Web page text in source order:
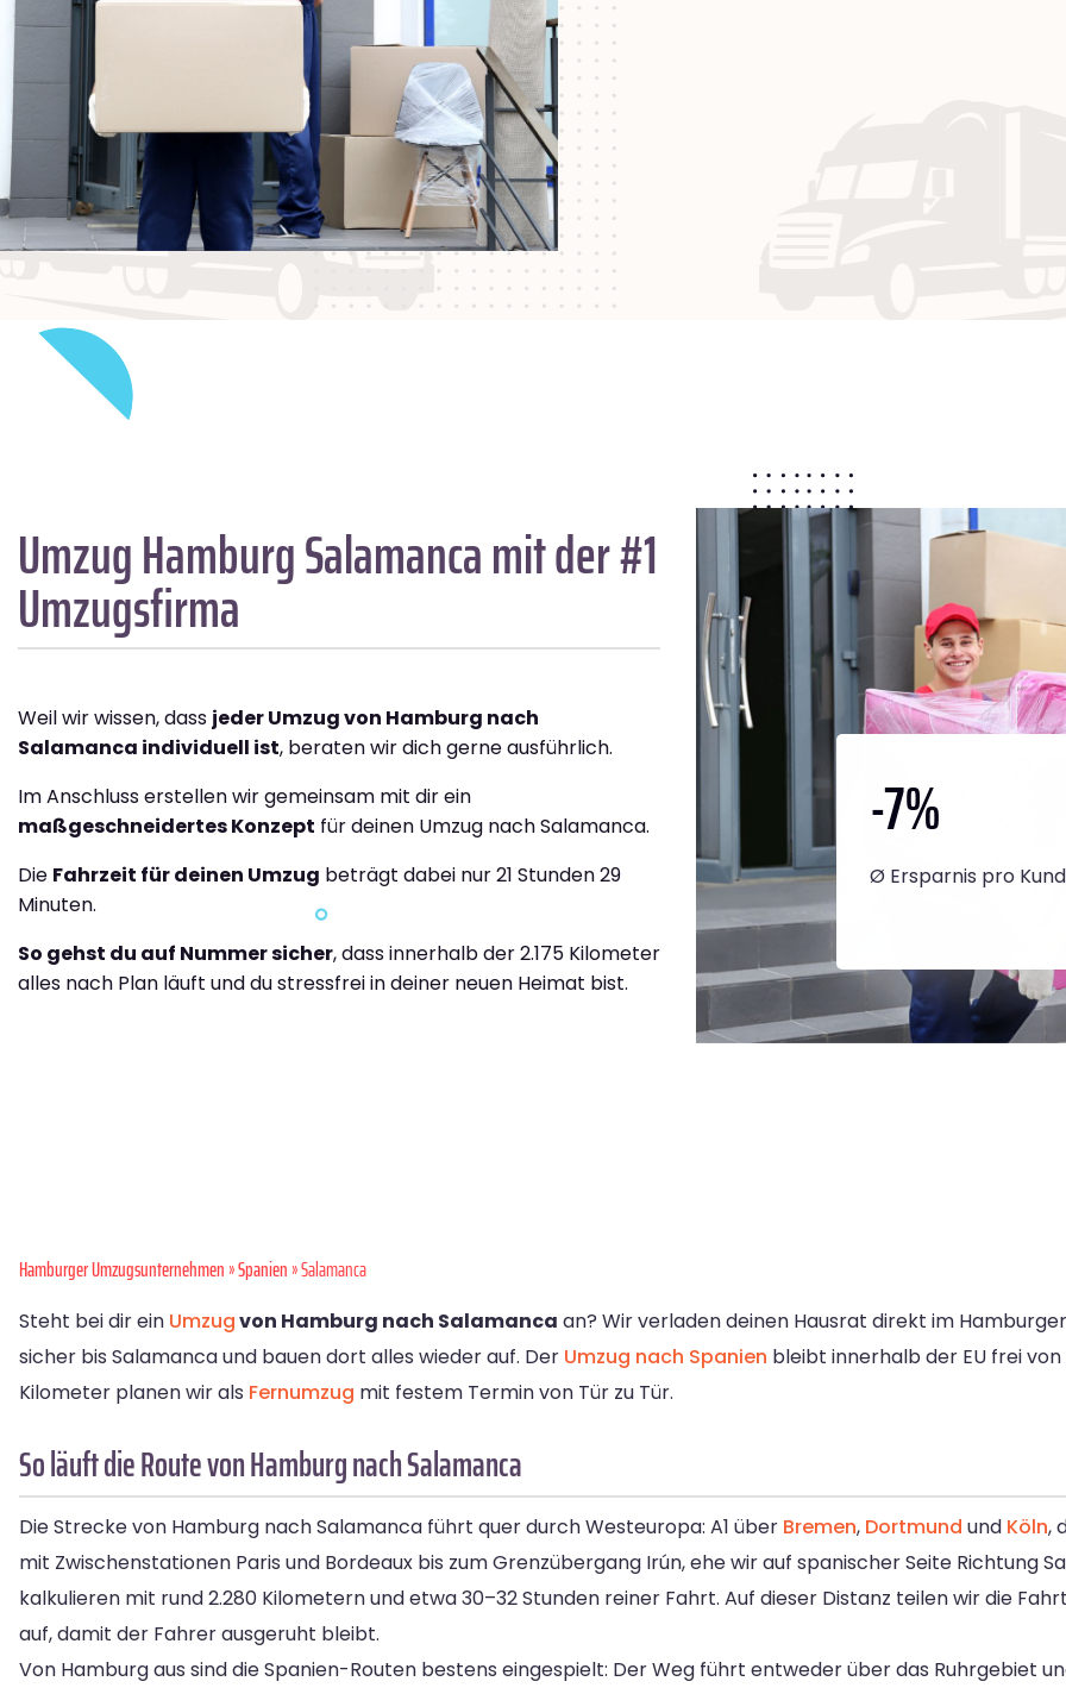
Umzug HamburgSalamancamit der #1
Umzugsfirma
Weil wir wissen, dass jeder Umzug von Hamburg nach
Salamanca individuell ist, beraten wir dich gerne ausführlich.
Im Anschluss erstellen wir gemeinsam mit dir ein
maßgeschneidertes Konzept für deinen Umzug nach Salamanca.
Die Fahrzeit für deinen Umzug beträgt dabei nur 21 Stunden 29
Minuten.
So gehst du auf Nummer sicher, dass innerhalb der 2.175 Kilometer
alles nach Plan läuft und du stressfrei in deiner neuen Heimat bist.
-7%
Ø Ersparnis pro
Hamburger Umzugsunternehmen»Spanien» Salamanca
Steht bei dir ein Umzugvon Hamburg nach Salamanca an? Wir verladen deinen Hausrat direkt im
sicher bis Salamanca und bauen dort alles wieder auf. Der Umzug nach Spanien bleibt innerhalb der EU frei
Kilometer planen wir als Fernumzug mit festem Termin von Tür zu Tür.
So läuft die Route von Hamburg nach Salamanca
Die Strecke von Hamburg nach Salamanca führt quer durch Westeuropa: A1 über Bremen, Dortmund und Köln,
mit Zwischenstationen Paris und Bordeaux bis zum Grenzübergang Irún, ehe wir auf spanischer Seite Richtung
kalkulieren mit rund 2.280 Kilometern und etwa 30–32 Stunden reiner Fahrt. Auf dieser Distanz teilen wir die
auf, damit der Fahrer ausgeruht bleibt.
Von Hamburg aus sind die Spanien-Routen bestens eingespielt: Der Weg führt entweder über das Ruhrgebiet